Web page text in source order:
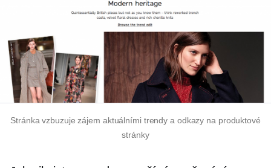
Stránka vzbuzuje zájem aktuálními trendy a odkazy na produktové
stránky